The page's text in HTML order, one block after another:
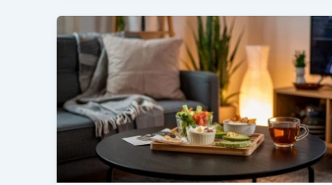
–
Naschen
ohne
Zuckerfalle